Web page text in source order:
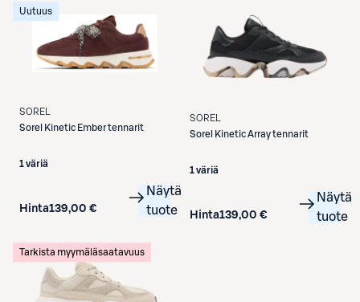
Uutuus
SOREL
Sorel Kinetic Ember tennarit
1 väriä
Hinta139,00 €
Näytä
tuote
SOREL
Sorel Kinetic Array tennarit
1 väriä
Hinta139,00 €
Näytä
tuote
Tarkista myymäläsaatavuus